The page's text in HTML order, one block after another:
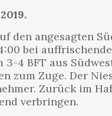
den angesagten
bei
4 BFT aus
zum Zuge. Der
Zurück im
verbringen.